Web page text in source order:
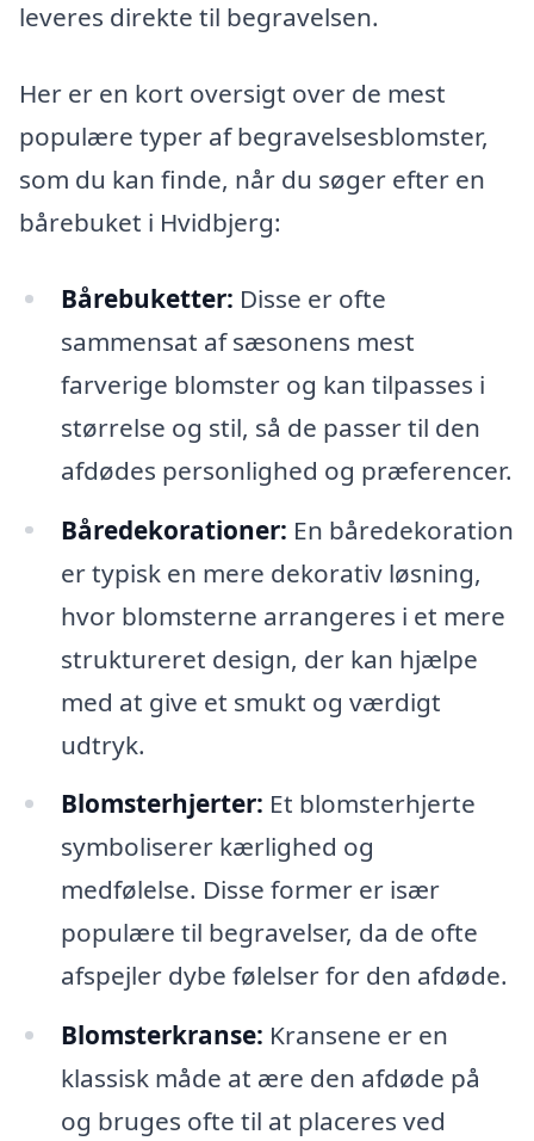
leveres direkte til begravelsen.
Her er en kort oversigt over de mest
populære typer af begravelsesblomster,
som du kan finde, når du søger efter en
bårebuket i Hvidbjerg:
Bårebuketter: Disse er ofte
sammensat af sæsonens mest
farverige blomster og kan tilpasses i
størrelse og stil, så de passer til den
afdødes personlighed og præferencer.
Båredekorationer: En båredekoration
er typisk en mere dekorativ løsning,
hvor blomsterne arrangeres i et mere
struktureret design, der kan hjælpe
med at give et smukt og værdigt
udtryk.
Blomsterhjerter: Et blomsterhjerte
symboliserer kærlighed og
medfølelse. Disse former er især
populære til begravelser, da de ofte
afspejler dybe følelser for den afdøde.
Blomsterkranse: Kransene er en
klassisk måde at ære den afdøde på
og bruges ofte til at placeres ved